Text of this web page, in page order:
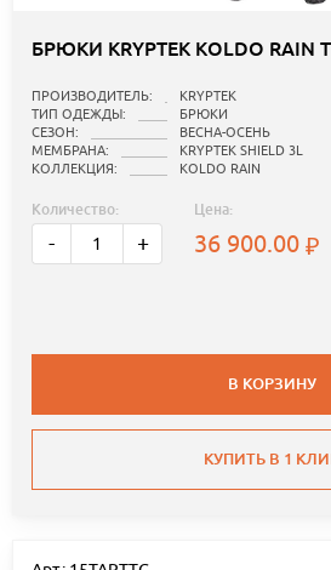
БРЮКИ KRYPTEK KOLDO RAIN
ПРОИЗВОДИТЕЛЬ:
KRYPTEK
ТИП ОДЕЖДЫ:
БРЮКИ
СЕЗОН:
ВЕСНА-ОСЕНЬ
МЕМБРАНА:
KRYPTEK SHIELD 3L
КОЛЛЕКЦИЯ:
KOLDO RAIN
Количество:
- +
Цена:
36 900.00
В КОРЗИНУ
КУПИТЬ В 1